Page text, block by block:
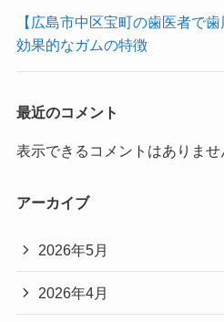
【広島市中区宝町の歯医者で
効果的なガムの特徴
最近のコメント
表示できるコメントはありませ
アーカイブ
2026年5月
2026年4月